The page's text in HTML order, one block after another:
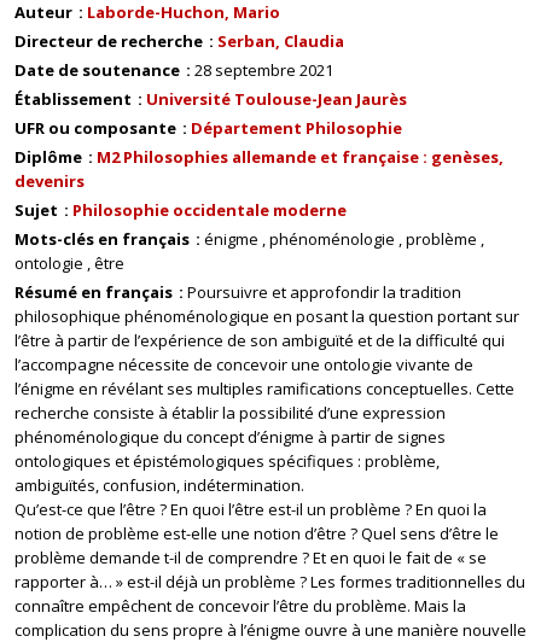
Auteur
Laborde-Huchon, Mario
Directeur de recherche
Serban, Claudia
Date de soutenance
28 septembre 2021
Établissement
Université Toulouse-Jean Jaurès
UFR ou composante
Département Philosophie
Diplôme
M2 Philosophies allemande et française : genèses,
devenirs
Sujet
Philosophie occidentale moderne
Mots-clés en français
énigme phénoménologie problème
ontologie être
Résumé en français
Poursuivre et approfondir la tradition
philosophique phénoménologique en posant la question portant sur
l’être à partir de l’expérience de son ambiguïté et de la difficulté qui
l’accompagne nécessite de concevoir une ontologie vivante de
l’énigme en révélant ses multiples ramifications conceptuelles. Cette
recherche consiste à établir la possibilité d’une expression
phénoménologique du concept d’énigme à partir de signes
ontologiques et épistémologiques spécifiques : problème,
ambiguïtés, confusion, indétermination.
Qu’est-ce que l’être ? En quoi l’être est-il un problème ? En quoi la
notion de problème est-elle une notion d’être ? Quel sens d’être le
problème demande t-il de comprendre ? Et en quoi le fait de « se
rapporter à… » est-il déjà un problème ? Les formes traditionnelles du
connaître empêchent de concevoir l’être du problème. Mais la
complication du sens propre à l’énigme ouvre à une manière nouvelle